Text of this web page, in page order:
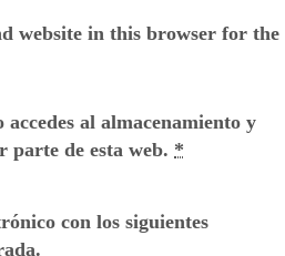
website in this browser for the
al almacenamiento y
parte de esta web. *
con los siguientes